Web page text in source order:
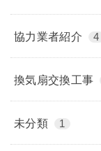
協力業者紹介 4
換気扇交換工事
未分類 1